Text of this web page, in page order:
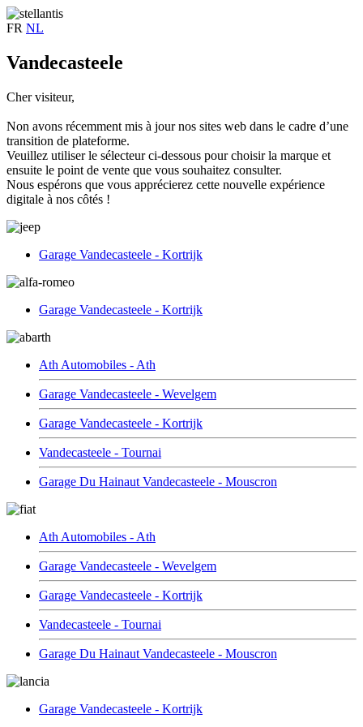
FR NL
Vandecasteele
Cher visiteur,
Non avons récemment mis à jour nos sites web dans le cadre d’une
transition de plateforme.
Veuillez utiliser le sélecteur ci-dessous pour choisir la marque et
ensuite le point de vente que vous souhaitez consulter.
Nous espérons que vous apprécierez cette nouvelle expérience
digitale à nos côtés !
Garage Vandecasteele - Kortrijk
Garage Vandecasteele - Kortrijk
Ath Automobiles - Ath
Garage Vandecasteele - Wevelgem
Garage Vandecasteele - Kortrijk
Vandecasteele - Tournai
Garage Du Hainaut Vandecasteele - Mouscron
Ath Automobiles - Ath
Garage Vandecasteele - Wevelgem
Garage Vandecasteele - Kortrijk
Vandecasteele - Tournai
Garage Du Hainaut Vandecasteele - Mouscron
Garage Vandecasteele - Kortrijk